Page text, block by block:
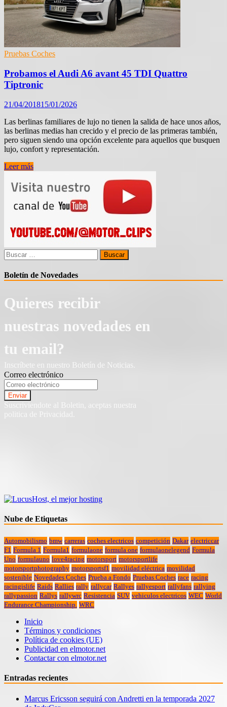
Pruebas Coches
Probamos el Audi A6 avant 45 TDI Quattro
Tiptronic
21/04/201815/01/2026
Las berlinas familiares de lujo no tienen la salida de hace unos años,
las berlinas medias han crecido y el precio de las primeras también,
pero siguen siendo una opción excelente para aquellos que busquen
lujo, confort y representación.
Probamos
Audi
A6
avant
Quattro
Tiptronic
Leer más
Buscar:
Boletín de Novedades
Quieres recibir
nuestras novedades en
tu email?
Inscríbete en nuestro Boletín de Noticias.
Correo electrónico
Suscriviendote al Boletin, aceptas nuestra
politica de Privacidad.
Nube de Etiquetas
Automobilismo bmw carreras coches electricos competición Dakar electriccar
F1 Formula 1 Formula1 formulaone formula one formulaonelegend Formula
Uno formulauno love4racing motorsport motorsportlife
motorsportphotography motorsportsf1 movilidad eléctrica movilidad
sostenible Novedades Coches Prueba a Fondo Pruebas Coches race racing
racingislife Raids Rallies rally rallycar Rallyes rallyesport rallyfans rallying
rallypassion Rallys rallywrc Resistencia SUV vehiculos electricos WEC World
Endurance Championship. WRC
Inicio
Términos y condiciones
Política de cookies (UE)
Publicidad en elmotor.net
Contactar con elmotor.net
Entradas recientes
Marcus Ericsson seguirá con Andretti en la temporada 2027